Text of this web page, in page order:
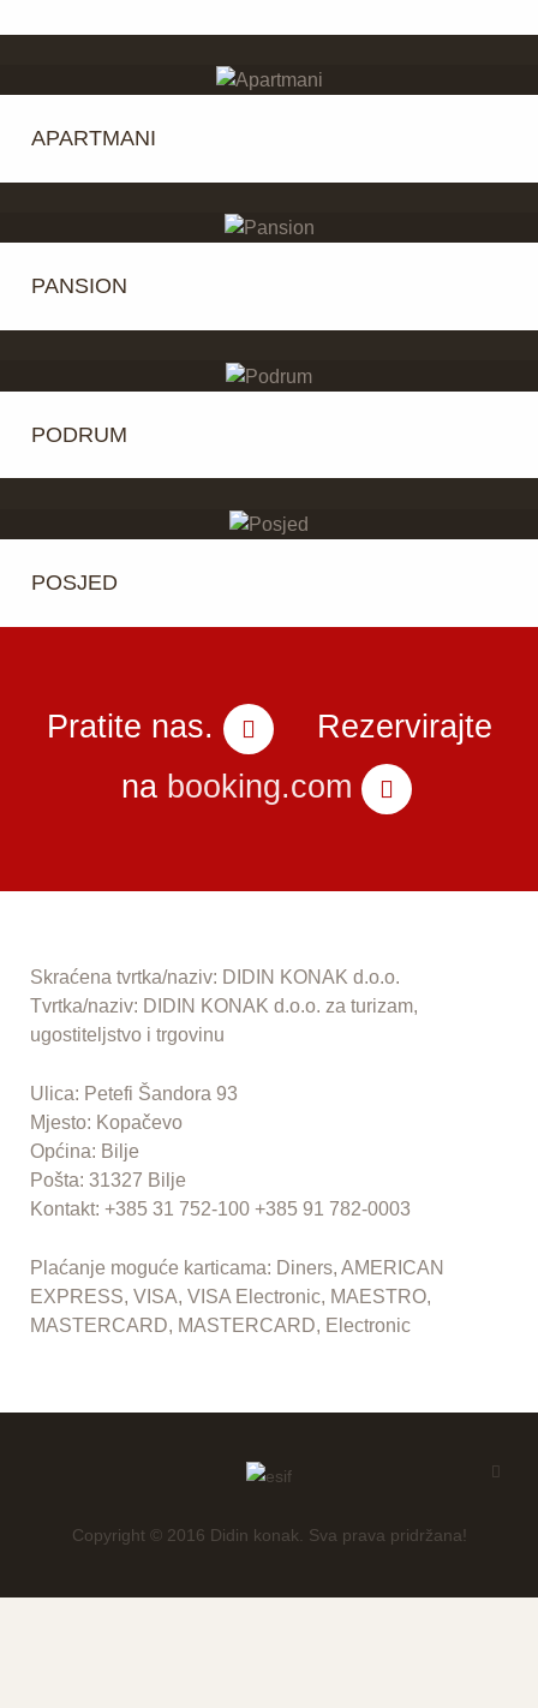
APARTMANI
PANSION
PODRUM
POSJED
Pratite nas.
Rezervirajte
na booking.com
Skraćena tvrtka/naziv: DIDIN KONAK d.o.o.
Tvrtka/naziv: DIDIN KONAK d.o.o. za turizam,
ugostiteljstvo i trgovinu
Ulica: Petefi Šandora 93
Mjesto: Kopačevo
Općina: Bilje
Pošta: 31327 Bilje
Kontakt: +385 31 752-100 +385 91 782-0003
Plaćanje moguće karticama: Diners, AMERICAN
EXPRESS, VISA, VISA Electronic, MAESTRO,
MASTERCARD, MASTERCARD, Electronic
Copyright © 2016 Didin konak. Sva prava pridržana!